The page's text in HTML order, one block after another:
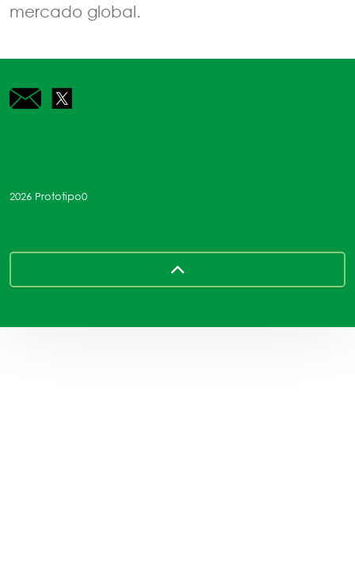
mercado global.
2026 Prototipo0